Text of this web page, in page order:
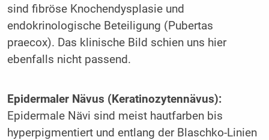
sind fibröse Knochendysplasie und
endokrinologische Beteiligung (Pubertas
praecox). Das klinische Bild schien uns hier
ebenfalls nicht passend.
Epidermaler Nävus (Keratinozytennävus):
Epidermale Nävi sind meist hautfarben bis
hyperpigmentiert und entlang der Blaschko-Linien